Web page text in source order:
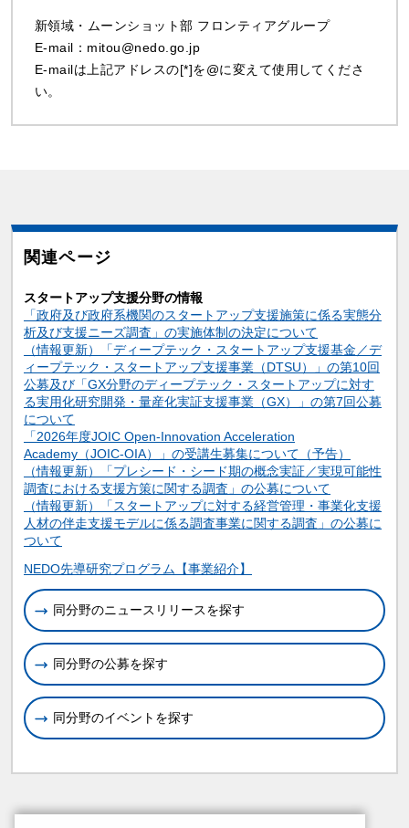
新領域・ムーンショット部 フロンティアグループ
E-mail：mitou@nedo.go.jp
E-mailは上記アドレスの[*]を@に変えて使用してくださ
い。
関連ページ
スタートアップ支援分野の情報
「政府及び政府系機関のスタートアップ支援施策に係る実態分
析及び支援ニーズ調査」の実施体制の決定について
（情報更新）「ディープテック・スタートアップ支援基金／デ
ィープテック・スタートアップ支援事業（DTSU）」の第10回
公募及び「GX分野のディープテック・スタートアップに対す
る実用化研究開発・量産化実証支援事業（GX）」の第7回公募
について
「2026年度JOIC Open-Innovation Acceleration
Academy（JOIC-OIA）」の受講生募集について（予告）
（情報更新）「プレシード・シード期の概念実証／実現可能性
調査における支援方策に関する調査」の公募について
（情報更新）「スタートアップに対する経営管理・事業化支援
人材の伴走支援モデルに係る調査事業に関する調査」の公募に
ついて
関連情報
NEDO先導研究プログラム【事業紹介】
同分野のニュースリリースを探す
同分野の公募を探す
同分野のイベントを探す